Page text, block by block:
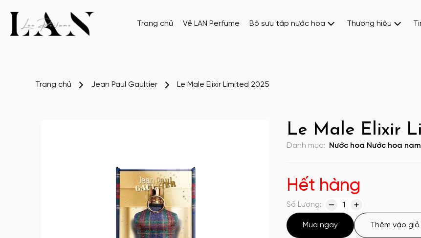
Trang chủ Về LAN Perfume Bộ sưu tập nước hoa Thương hiệu
Trang chủ Jean Paul Gaultier Le Male Elixir Limited 2025
Le Male Elixir
Danh mục: Nước hoa Nước hoa nam
Hết hàng
Số Lượng: 1
Mua ngay Thêm vào